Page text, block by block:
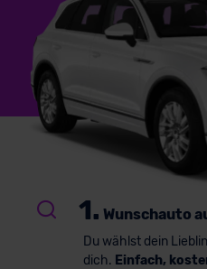
1. Wunschauto
Du wählst dein
dich. Einfach,